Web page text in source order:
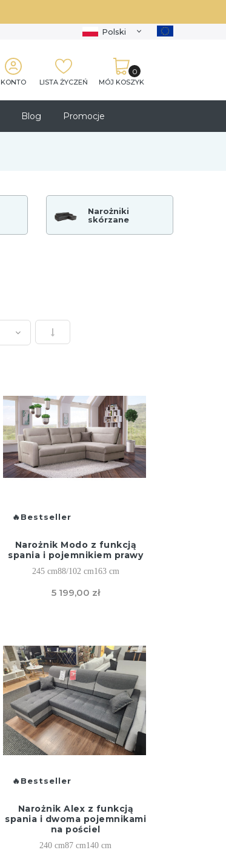
Polski
KONTO LISTA ŻYCZEŃ MÓJ KOSZYK
Blog Promocje
Narożniki
skórzane
Ustaw kierunek rosnący
Bestseller
Narożnik Modo z funkcją
spania i pojemnikiem prawy
245 cm88/102 cm163 cm
5 199,00 zł
Bestseller
Narożnik Alex z funkcją
spania i dwoma pojemnikami
na pościel
240 cm87 cm140 cm